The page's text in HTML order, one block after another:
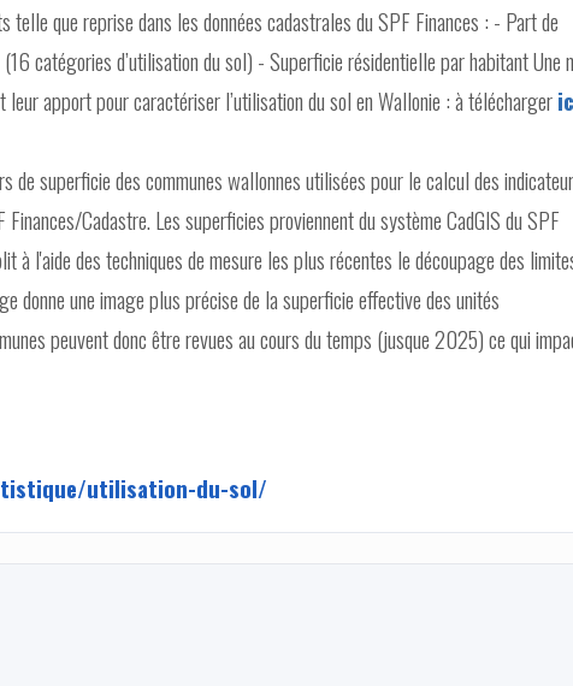
telle que reprise dans les données cadastrales du SPF Finances : - Part de
catégories d’utilisation du sol) - Superficie résidentielle par habitant Une
apport pour caractériser l’utilisation du sol en Wallonie : à télécharger
superficie des communes wallonnes utilisées pour le calcul des
Cadastre. Les superficies proviennent du système CadGIS du SPF
à l'aide des techniques de mesure les plus récentes le découpage des
donne une image plus précise de la superficie effective des unités
peuvent donc être revues au cours du temps (jusque 2025) ce qui
utilisation-du-sol/